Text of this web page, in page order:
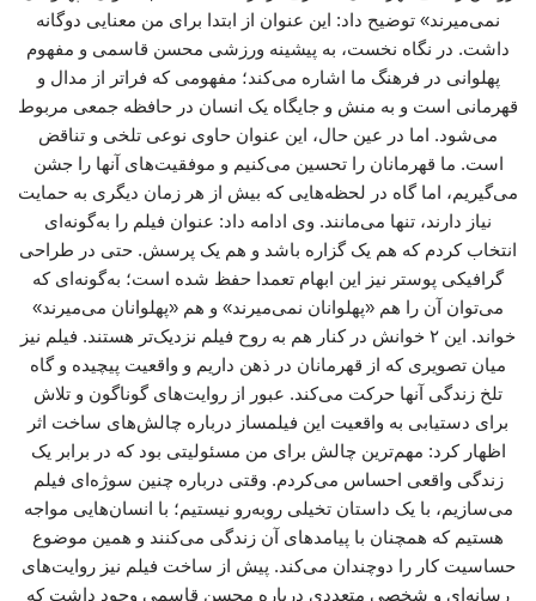
نمی‌میرند» توضیح داد: این عنوان از ابتدا برای من معنایی دوگانه
داشت. در نگاه نخست، به پیشینه ورزشی محسن قاسمی و مفهوم
پهلوانی در فرهنگ ما اشاره می‌کند؛ مفهومی که فراتر از مدال و
قهرمانی است و به منش و جایگاه یک انسان در حافظه جمعی مربوط
می‌شود. اما در عین حال، این عنوان حاوی نوعی تلخی و تناقض
است. ما قهرمانان را تحسین می‌کنیم و موفقیت‌های آنها را جشن
می‌گیریم، اما گاه در لحظه‌هایی که بیش از هر زمان دیگری به حمایت
نیاز دارند، تنها می‌مانند. وی ادامه داد: عنوان فیلم را به‌گونه‌ای
انتخاب کردم که هم یک گزاره باشد و هم یک پرسش. حتی در طراحی
گرافیکی پوستر نیز این ابهام تعمدا حفظ شده است؛ به‌گونه‌ای که
می‌توان آن را هم «پهلوانان نمی‌میرند» و هم «پهلوانان می‌میرند»
خواند. این ۲ خوانش در کنار هم به روح فیلم نزدیک‌تر هستند. فیلم نیز
میان تصویری که از قهرمانان در ذهن داریم و واقعیت پیچیده و گاه
تلخ زندگی آنها حرکت می‌کند. عبور از روایت‌های گوناگون و تلاش
برای دستیابی به واقعیت این فیلمساز درباره چالش‌های ساخت اثر
اظهار کرد: مهم‌ترین چالش برای من مسئولیتی بود که در برابر یک
زندگی واقعی احساس می‌کردم. وقتی درباره چنین سوژه‌ای فیلم
می‌سازیم، با یک داستان تخیلی روبه‌رو نیستیم؛ با انسان‌هایی مواجه
هستیم که همچنان با پیامدهای آن زندگی می‌کنند و همین موضوع
حساسیت کار را دوچندان می‌کند. پیش از ساخت فیلم نیز روایت‌های
رسانه‌ای و شخصی متعددی درباره محسن قاسمی وجود داشت که